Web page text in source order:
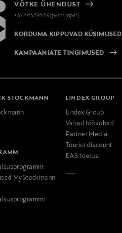
VÕTKE ÜHENDUST
+372 6339539(pvm/mpm)
KORDUMA KIPPUVAD KÜSIMUSED
KAMPAANIATE TINGIMUSED
STOCKMANN
MyStockmann
LINDEX GROUP
Lindex Group
Vabad töökohad
Partner Media
Tourist discount
EAS toetus